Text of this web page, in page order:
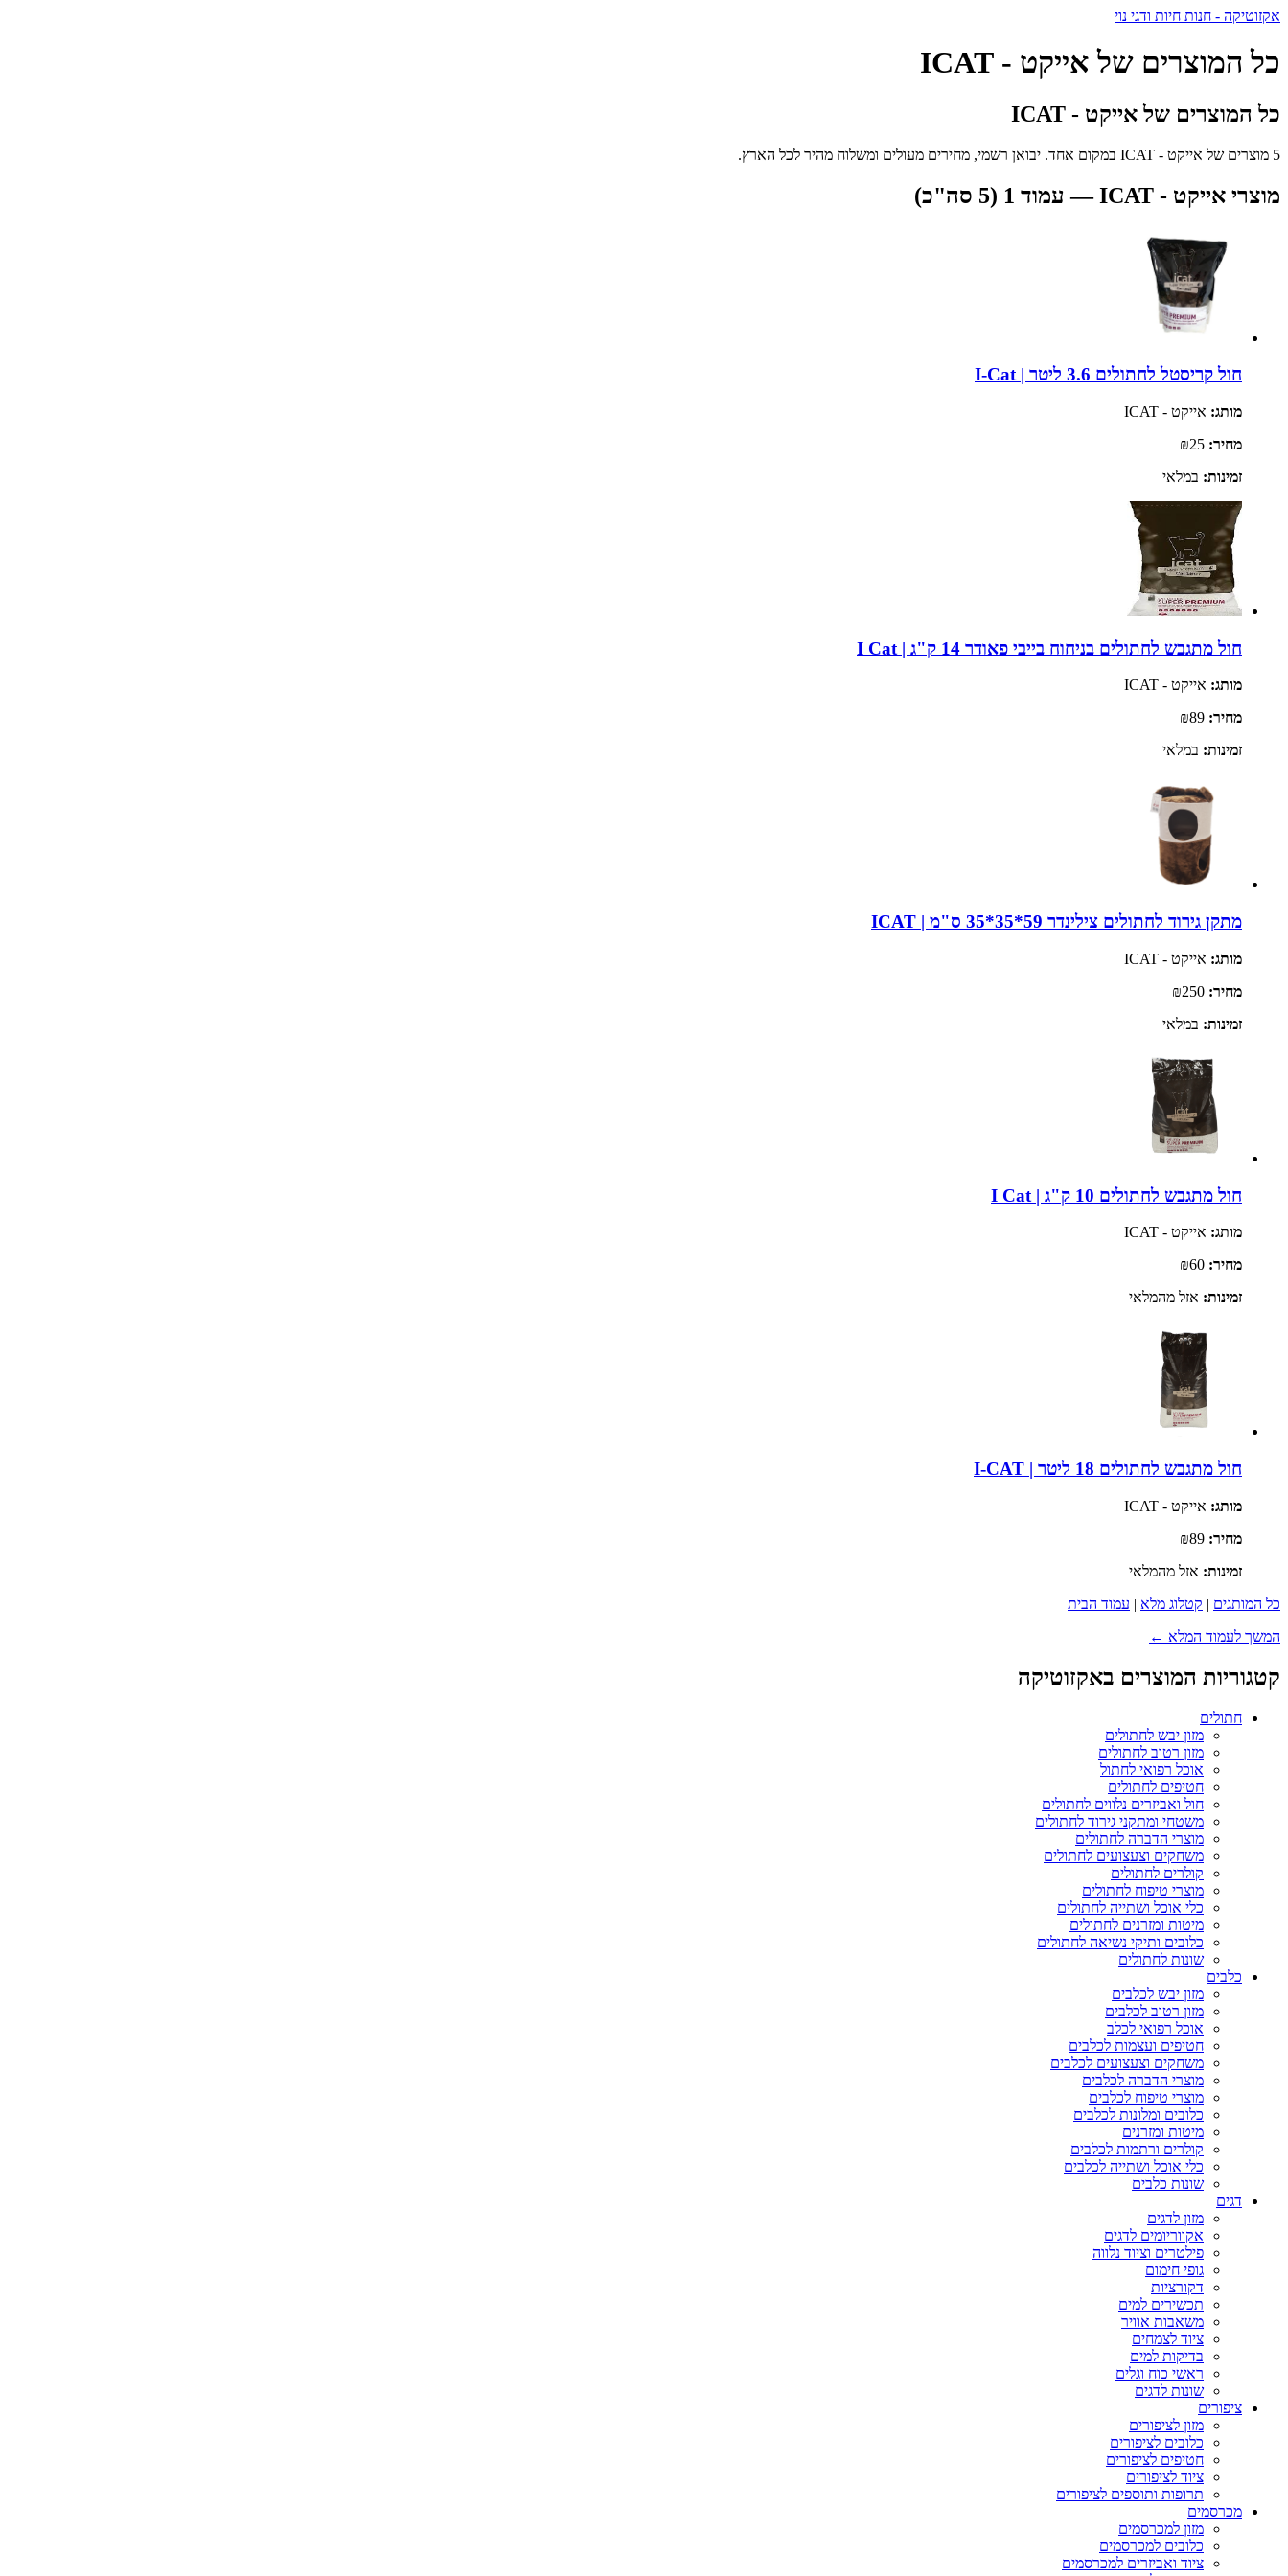
אקזוטיקה - חנות חיות ודגי נוי
כל המוצרים של אייקט - ICAT
כל המוצרים של אייקט - ICAT
5 מוצרים של אייקט - ICAT במקום אחד. יבואן רשמי, מחירים מעולים ומשלוח מהיר לכל הארץ.
מוצרי אייקט - ICAT — עמוד 1 (5 סה"כ)
חול קריסטל לחתולים 3.6 ליטר | I-Cat
מותג: אייקט - ICAT
מחיר:
זמינות: במלאי
חול מתגבש לחתולים בניחוח בייבי פאודר 14 ק"ג | I Cat
מותג: אייקט - ICAT
מחיר:
זמינות: במלאי
מתקן גירוד לחתולים צילינדר 59*35*35 ס"מ | ICAT
מותג: אייקט - ICAT
מחיר:
זמינות: במלאי
חול מתגבש לחתולים 10 ק"ג | I Cat
מותג: אייקט - ICAT
מחיר:
זמינות: אזל מהמלאי
חול מתגבש לחתולים 18 ליטר | I-CAT
מותג: אייקט - ICAT
מחיר:
זמינות: אזל מהמלאי
כל המותגים | קטלוג מלא | עמוד הבית
המשך לעמוד המלא ←
קטגוריות המוצרים באקזוטיקה
חתולים
מזון יבש לחתולים
מזון רטוב לחתולים
אוכל רפואי לחתול
חטיפים לחתולים
חול ואביזרים נלווים לחתולים
משטחי ומתקני גירוד לחתולים
מוצרי הדברה לחתולים
משחקים וצעצועים לחתולים
קולרים לחתולים
מוצרי טיפוח לחתולים
כלי אוכל ושתייה לחתולים
מיטות ומזרנים לחתולים
כלובים ותיקי נשיאה לחתולים
שונות לחתולים
כלבים
מזון יבש לכלבים
מזון רטוב לכלבים
אוכל רפואי לכלב
חטיפים ועצמות לכלבים
משחקים וצעצועים לכלבים
מוצרי הדברה לכלבים
מוצרי טיפוח לכלבים
כלובים ומלונות לכלבים
מיטות ומזרנים
קולרים ורתמות לכלבים
כלי אוכל ושתייה לכלבים
שונות כלבים
דגים
מזון לדגים
אקווריומים לדגים
פילטרים וציוד נלווה
גופי חימום
דקורציות
תכשירים למים
משאבות אוויר
ציוד לצמחים
בדיקות למים
ראשי כוח וגלים
שונות לדגים
ציפורים
מזון לציפורים
כלובים לציפורים
חטיפים לציפורים
ציוד לציפורים
תרופות ותוספים לציפורים
מכרסמים
מזון למכרסמים
כלובים למכרסמים
ציוד ואביזרים למכרסמים